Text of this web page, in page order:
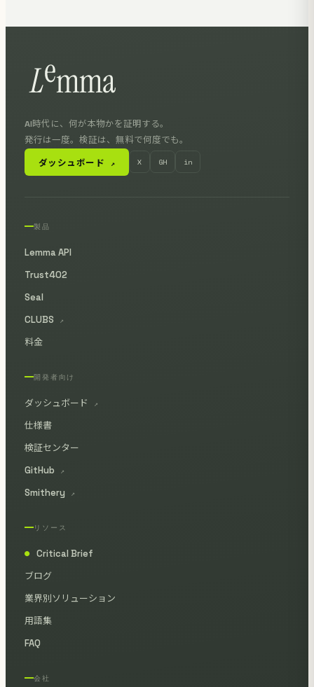
AI時代に、何が本物かを証明する。
発行は一度。検証は、無料で何度でも。
ダッシュボード ↗ X GH in
製品
Lemma API
Trust402
Seal
CLUBS
↗
料金
開発者向け
ダッシュボード ↗
仕様書
検証センター
GitHub
↗
Smithery ↗
リソース
●
Critical Brief
ブログ
業界別ソリューション
用語集
FAQ
会社